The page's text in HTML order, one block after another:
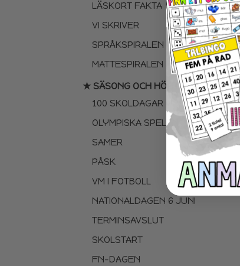
LÄSKORT FAKTA
VI SKRIVER
SPRÅKSPIRALEN
MATTESPIRALEN
★ SÄSONG OCH HÖGTIDER
100 SKOLDAGAR
OLYMPISKA SPELEN
SAMER
PÅSK
VM I FOTBOLL
NATIONALDAGEN 6 JUNI
TERMINSAVSLUT
SKOLSTART
FN-DAGEN